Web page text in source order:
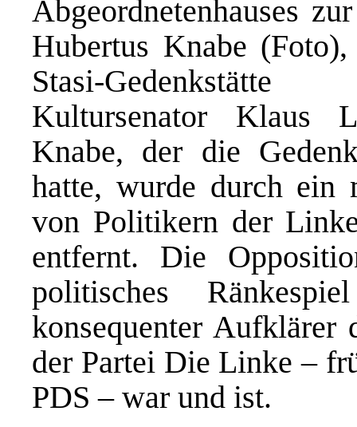
Abgeordnetenhauses
Hubertus Knabe
Stasi-
Kultursenator Klaus
Knabe, der die
hatte, wurde durch ein
von Politikern der
entfernt. Die
politisches
konsequenter Aufklärer
der Partei Die Linke –
PDS – war und ist.